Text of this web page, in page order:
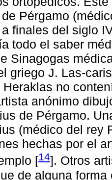
Pérgamo
finales del siglo
todo el saber
Sinagogas
griego J. Las-
Heraklas no
anónimo
de Pérgamo.
(médico del rey
hechas por el
[14]. Otros
de alguna